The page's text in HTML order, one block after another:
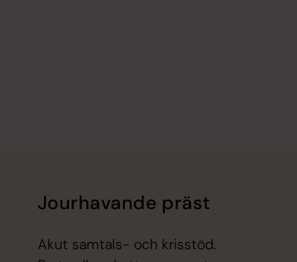
Jourhavande präst
Akut samtals- och krisstöd.